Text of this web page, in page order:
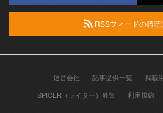
RSSフィードの購読
運営会社 記事提供一覧
掲載
SPICER（ライター）募集
利用規約